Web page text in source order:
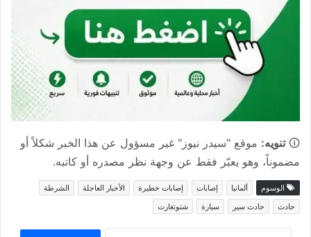
🛈تنويه: موقع "سيدر نيوز" غير مسؤول عن هذا الخبر شكلاً أو
مضموناً، وهو يعبّر فقط عن وجهة نظر مصدره أو كاتبه.
الوسوم ألمانيا إصابات إصابات خطيرة الأخبار العاجلة
الشرطة
حادث
حادث سير سيارة شتوتغارت